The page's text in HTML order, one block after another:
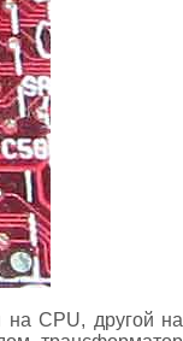
на CPU, другой на